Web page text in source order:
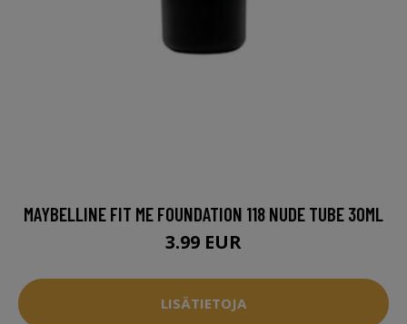
MAYBELLINE FIT ME FOUNDATION 118 NUDE TUBE 30ML
3.99 EUR
LISÄTIETOJA